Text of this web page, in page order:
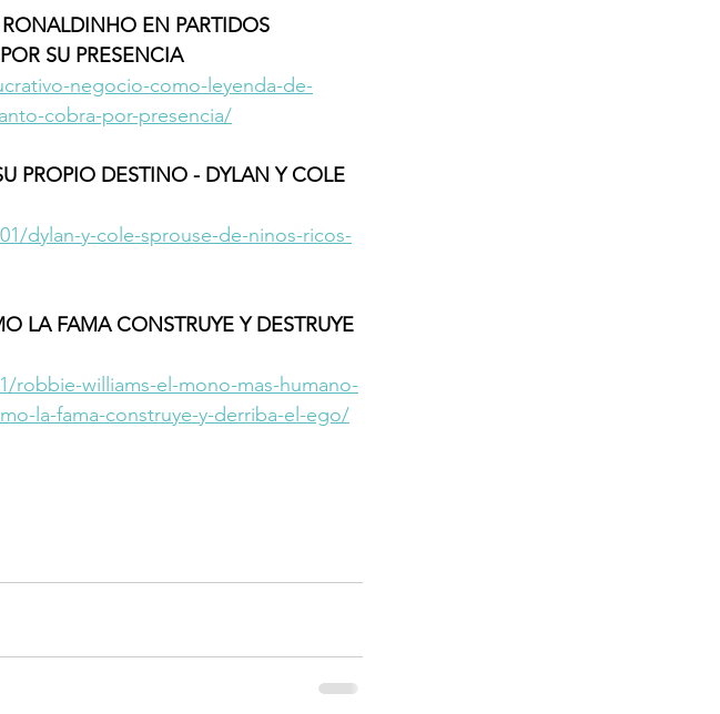
EN PARTIDOS
SU PRESENCIA
negocio-como-leyenda-de-
cobra-por-presencia/
PROPIO DESTINO - DYLAN Y COLE
dylan-y-cole-sprouse-de-ninos-ricos-
LA FAMA CONSTRUYE Y DESTRUYE
robbie-williams-el-mono-mas-humano-
la-fama-construye-y-derriba-el-ego/